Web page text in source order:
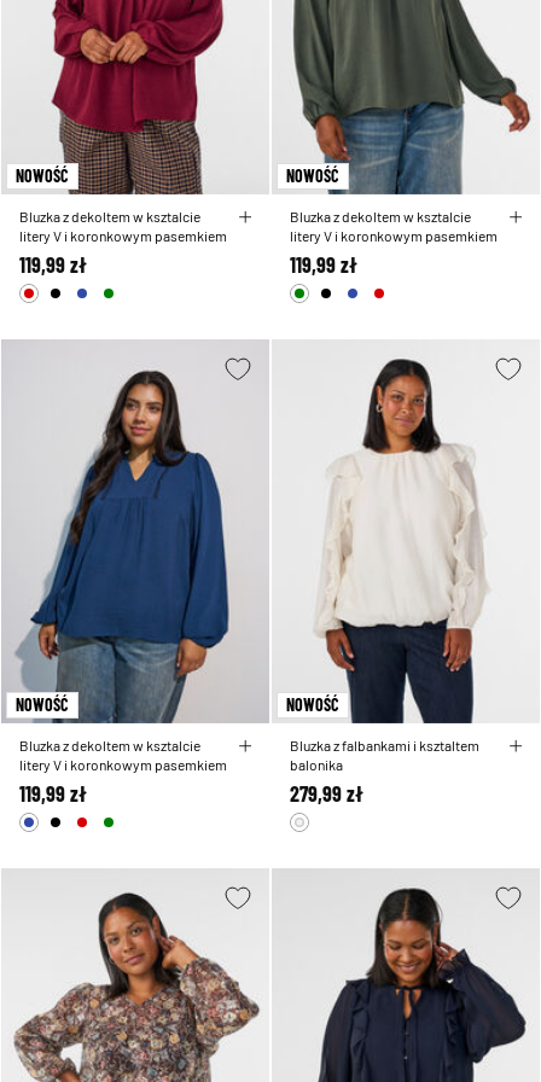
NOWOŚĆ
Bluzka z dekoltem w ksztalcie
litery V i koronkowym pasemkiem
119,99 zł
NOWOŚĆ
Bluzka z dekoltem w ksztalcie
litery V i koronkowym pasemkiem
119,99 zł
NOWOŚĆ
Bluzka z dekoltem w ksztalcie
litery V i koronkowym pasemkiem
119,99 zł
NOWOŚĆ
Bluzka z falbankami i ksztaltem
balonika
279,99 zł